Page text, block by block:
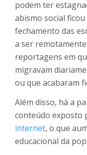
podem ter
abismo social
fechamento das
a ser
reportagens em
migravam
ou que acabaram
Além disso, há a
conteúdo exposto
internet, o que
educacional da